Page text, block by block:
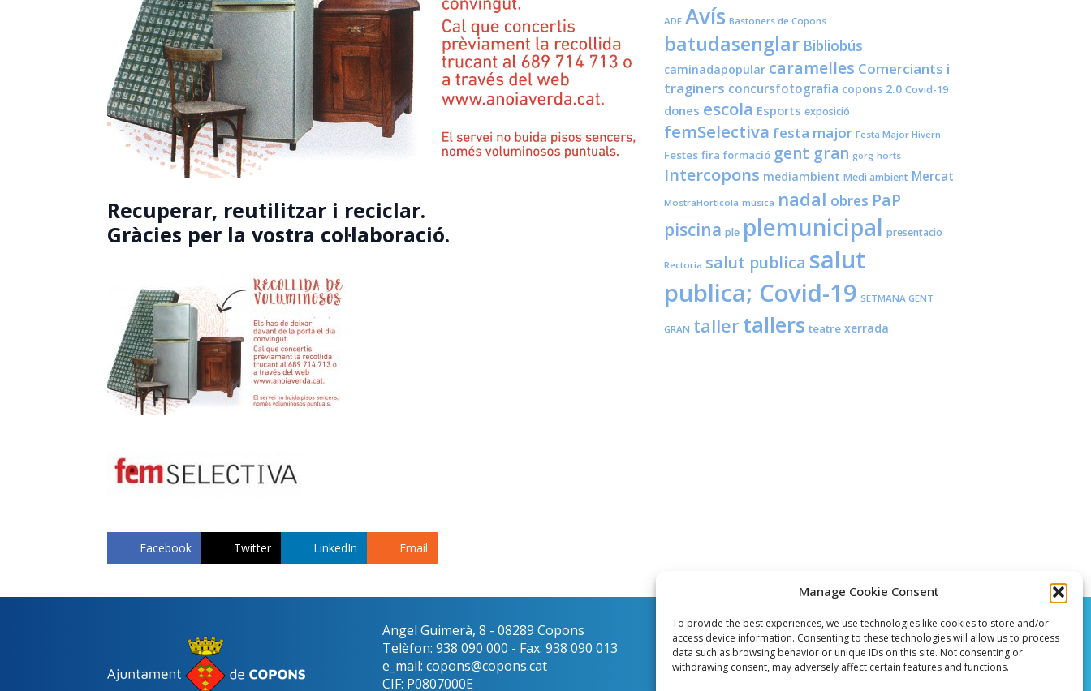
Manage Cookie Consent
To provide the best experiences, we use technologies like cookies to store and/or
access device information. Consenting to these technologies will allow us to process
data such as browsing behavior or unique IDs on this site. Not consenting or
withdrawing consent, may adversely affect certain features and functions.
Recuperar, reutilitzar i reciclar.
Gràcies per la vostra col·laboració.
Facebook Twitter LinkedIn Email
ADF Avís Bastoners de Copons
batudasenglar Bibliobús
caminadapopular caramelles Comerciants i
traginers concursfotografia copons 2.0 Covid-19
dones escola Esports exposició
femSelectiva festa major Festa Major Hivern
Festes fira formació gent gran gorg horts
Intercopons mediambient Medi ambient Mercat
MostraHortícola música nadal obres PaP
piscina ple plemunicipal presentacio
Rectoria salut publica salut
publica; Covid-19 SETMANA GENT
GRAN taller tallers teatre xerrada
Angel Guimerà, 8 - 08289 Copons
Telèfon: 938 090 000 - Fax: 938 090 013
e_mail: copons@copons.cat
CIF: P0807000E
Català